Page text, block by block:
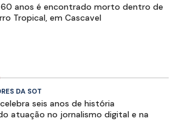
anos é encontrado morto dentro de
Tropical, em Cascavel
DA SOT
seis anos de história
atuação no jornalismo digital e na